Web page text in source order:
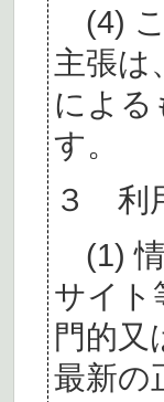
(4) こ
主張は
による
す。
３ 利
(1) 情
サイト
門的又
最新の